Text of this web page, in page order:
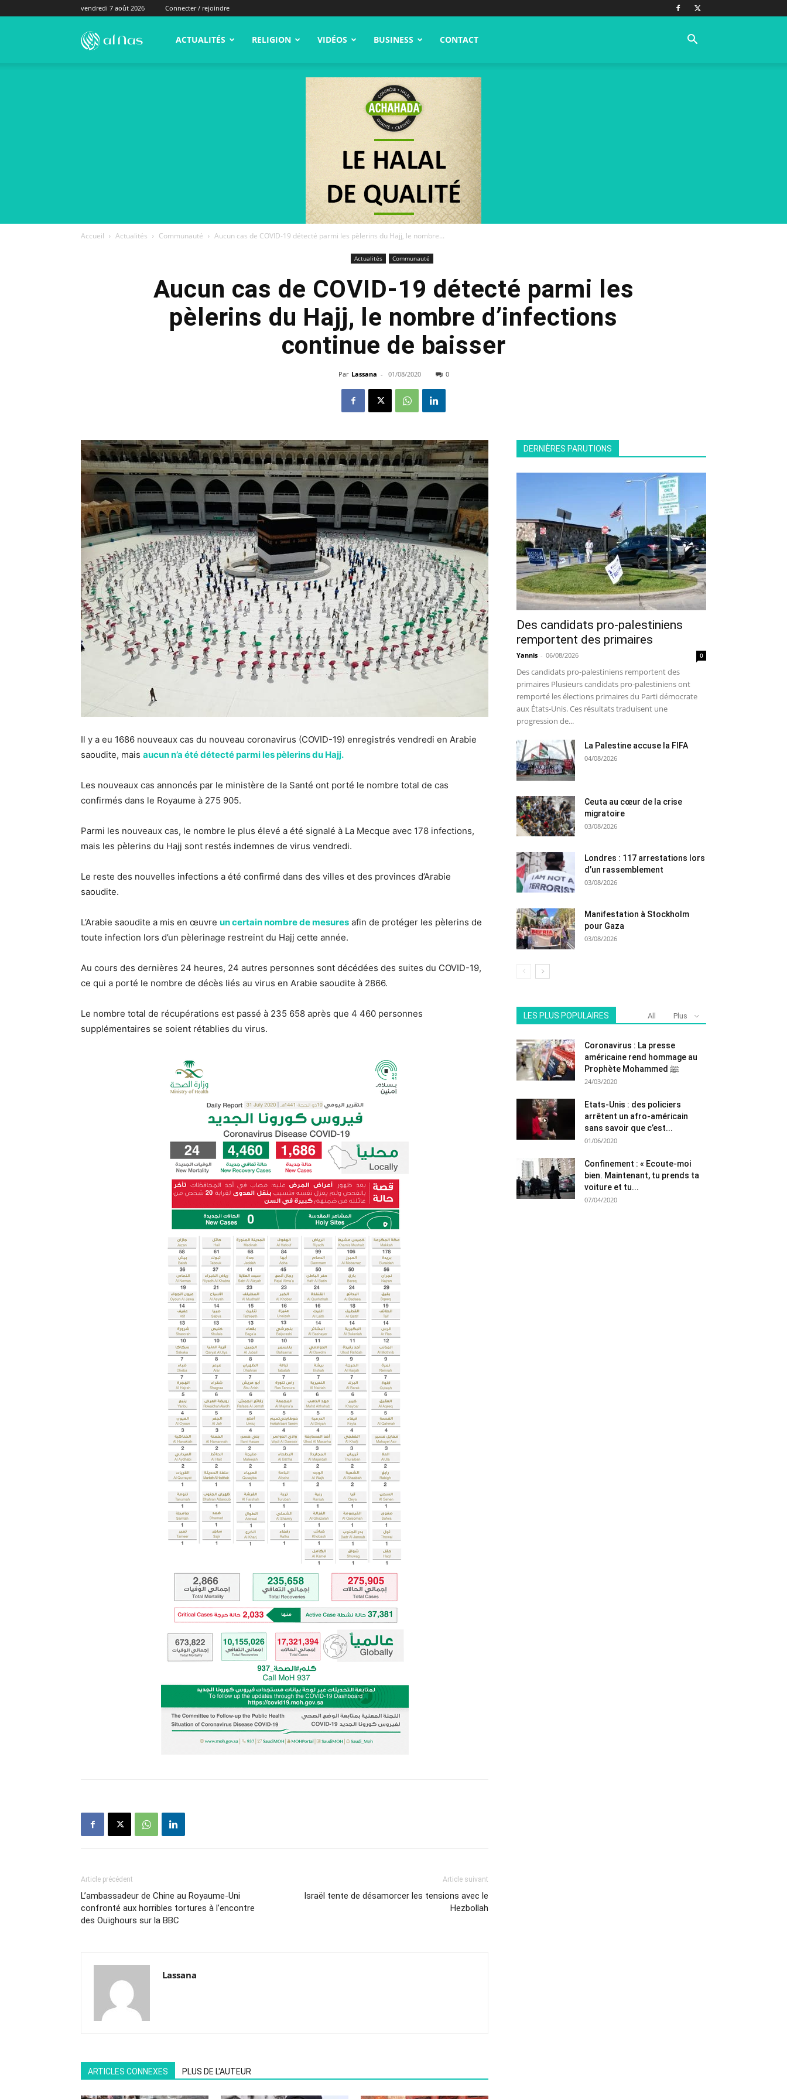
vendredi 7 août 2026 Connecter / rejoindre
alNas.fr ACTUALITÉS RELIGION VIDÉOS BUSINESS CONTACT
Accueil Actualités Communauté Aucun cas de COVID-19 détecté parmi les pèlerins du Hajj, le nombre...
Actualités Communauté
Aucun cas de COVID-19 détecté parmi les
pèlerins du Hajj, le nombre d’infections
continue de baisser
Par Lassana - 01/08/2020 0
Il y a eu 1686 nouveaux cas du nouveau coronavirus (COVID-19) enregistrés vendredi en Arabie
saoudite, mais aucun n’a été détecté parmi les pèlerins du Hajj.
Les nouveaux cas annoncés par le ministère de la Santé ont porté le nombre total de cas
confirmés dans le Royaume à 275 905.
Parmi les nouveaux cas, le nombre le plus élevé a été signalé à La Mecque avec 178 infections,
mais les pèlerins du Hajj sont restés indemnes de virus vendredi.
Le reste des nouvelles infections a été confirmé dans des villes et des provinces d’Arabie
saoudite.
L’Arabie saoudite a mis en œuvre un certain nombre de mesures afin de protéger les pèlerins de
toute infection lors d’un pèlerinage restreint du Hajj cette année.
Au cours des dernières 24 heures, 24 autres personnes sont décédées des suites du COVID-19,
ce qui a porté le nombre de décès liés au virus en Arabie saoudite à 2866.
Le nombre total de récupérations est passé à 235 658 après que 4 460 personnes
supplémentaires se soient rétablies du virus.
Article précédent
L’ambassadeur de Chine au Royaume-Uni
confronté aux horribles tortures à l’encontre
des Ouïghours sur la BBC
Article suivant
Israël tente de désamorcer les tensions avec le
Hezbollah
Lassana
ARTICLES CONNEXES PLUS DE L'AUTEUR
DERNIÈRES PARUTIONS
Des candidats pro-palestiniens
remportent des primaires
Yannis - 06/08/2026 0
Des candidats pro-palestiniens remportent des
primaires Plusieurs candidats pro-palestiniens ont
remporté les élections primaires du Parti démocrate
aux États-Unis. Ces résultats traduisent une
progression de...
La Palestine accuse la FIFA
04/08/2026
Ceuta au cœur de la crise
migratoire
03/08/2026
Londres : 117 arrestations lors
d’un rassemblement
03/08/2026
Manifestation à Stockholm
pour Gaza
03/08/2026
LES PLUS POPULAIRES All Plus
Coronavirus : La presse
américaine rend hommage au
Prophète Mohammed ﷺ
24/03/2020
Etats-Unis : des policiers
arrêtent un afro-américain
sans savoir que c’est...
01/06/2020
Confinement : « Ecoute-moi
bien. Maintenant, tu prends ta
voiture et tu...
07/04/2020